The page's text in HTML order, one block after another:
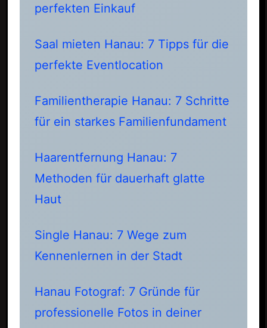
perfekten Einkauf
Saal mieten Hanau: 7 Tipps für die
perfekte Eventlocation
Familientherapie Hanau: 7 Schritte
für ein starkes Familienfundament
Haarentfernung Hanau: 7
Methoden für dauerhaft glatte
Haut
Single Hanau: 7 Wege zum
Kennenlernen in der Stadt
Hanau Fotograf: 7 Gründe für
professionelle Fotos in deiner